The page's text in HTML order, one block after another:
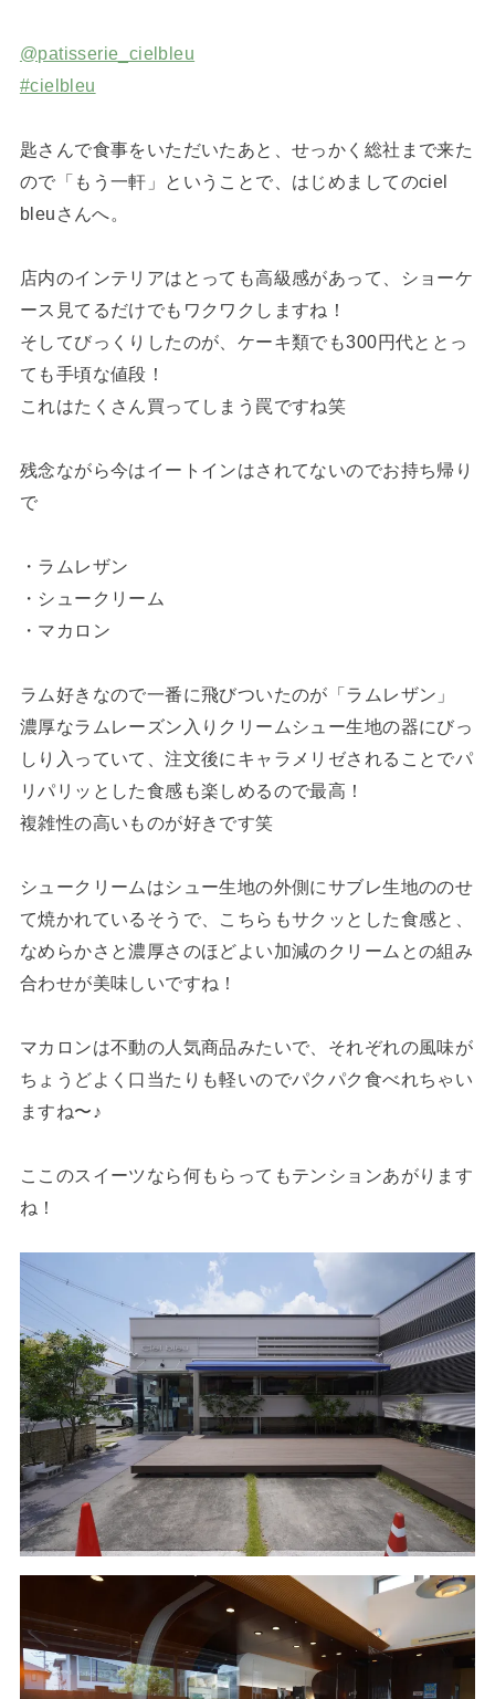
@patisserie_cielbleu
#cielbleu
匙さんで食事をいただいたあと、せっかく総社まで来た
ので「もう一軒」ということで、はじめましてのciel
bleuさんへ。
店内のインテリアはとっても高級感があって、ショーケ
ース見てるだけでもワクワクしますね！
そしてびっくりしたのが、ケーキ類でも300円代ととっ
ても手頃な値段！
これはたくさん買ってしまう罠ですね笑
残念ながら今はイートインはされてないのでお持ち帰り
で
・ラムレザン
・シュークリーム
・マカロン
ラム好きなので一番に飛びついたのが「ラムレザン」
濃厚なラムレーズン入りクリームシュー生地の器にびっ
しり入っていて、注文後にキャラメリゼされることでパ
リパリッとした食感も楽しめるので最高！
複雑性の高いものが好きです笑
シュークリームはシュー生地の外側にサブレ生地ののせ
て焼かれているそうで、こちらもサクッとした食感と、
なめらかさと濃厚さのほどよい加減のクリームとの組み
合わせが美味しいですね！
マカロンは不動の人気商品みたいで、それぞれの風味が
ちょうどよく口当たりも軽いのでパクパク食べれちゃい
ますね〜♪
ここのスイーツなら何もらってもテンションあがります
ね！